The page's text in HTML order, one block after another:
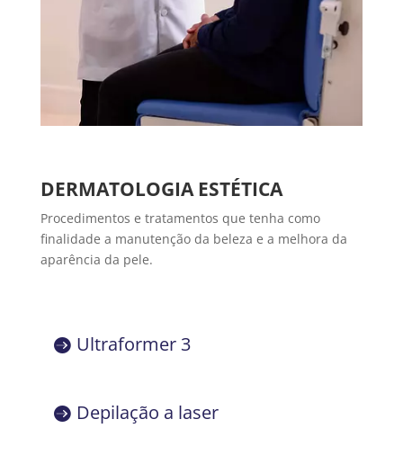
DERMATOLOGIA ESTÉTICA
Procedimentos e tratamentos que tenha como
finalidade a manutenção da beleza e a melhora da
aparência da pele.
Ultraformer 3
Depilação a laser